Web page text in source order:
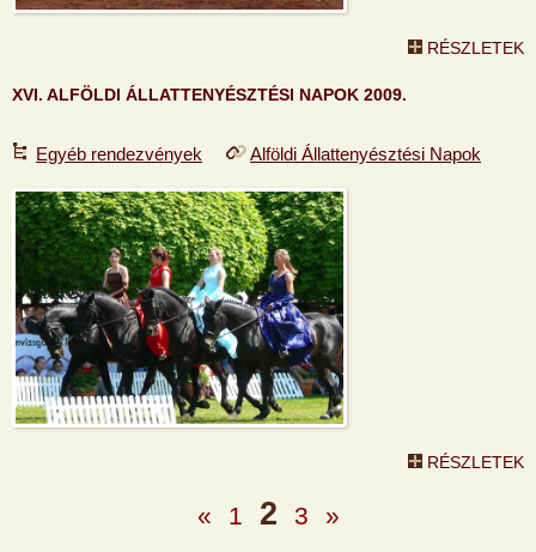
RÉSZLETEK
XVI. ALFÖLDI ÁLLATTENYÉSZTÉSI NAPOK 2009.
Egyéb rendezvények Alföldi Állattenyésztési Napok
RÉSZLETEK
« 1 2 3 »